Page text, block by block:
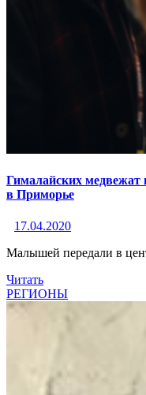
Гималайских медвежат
в Приморье
17.04.2020
Малышей передали в
Читать
РЕГИОНЫ